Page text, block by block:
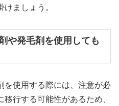
ましょう。
や発毛剤を使用しても
を使用する際には、注意が必
行する可能性があるため、